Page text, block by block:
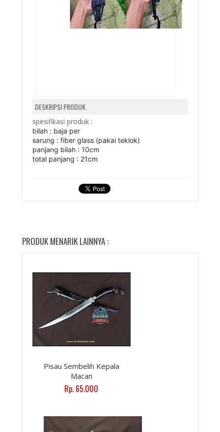
DESKRIPSI PRODUK
spesifikasi produk :
bilah : baja per
sarung : fiber glass (pakai teklok)
panjang bilah : 10cm
total panjang : 21cm
PRODUK MENARIK LAINNYA :
Pisau Sembelih Kepala
Macan
Rp. 65.000